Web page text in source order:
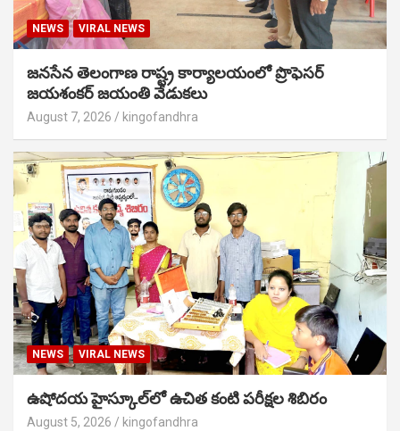
NEWS VIRAL NEWS
జనసేన తెలంగాణ రాష్ట్ర కార్యాలయంలో ప్రొఫెసర్
జయశంకర్ జయంతి వేడుకలు
August 7, 2026 kingofandhra
NEWS VIRAL NEWS
ఉషోదయ హైస్కూల్‌లో ఉచిత కంటి పరీక్షల శిబిరం
August 5, 2026 kingofandhra